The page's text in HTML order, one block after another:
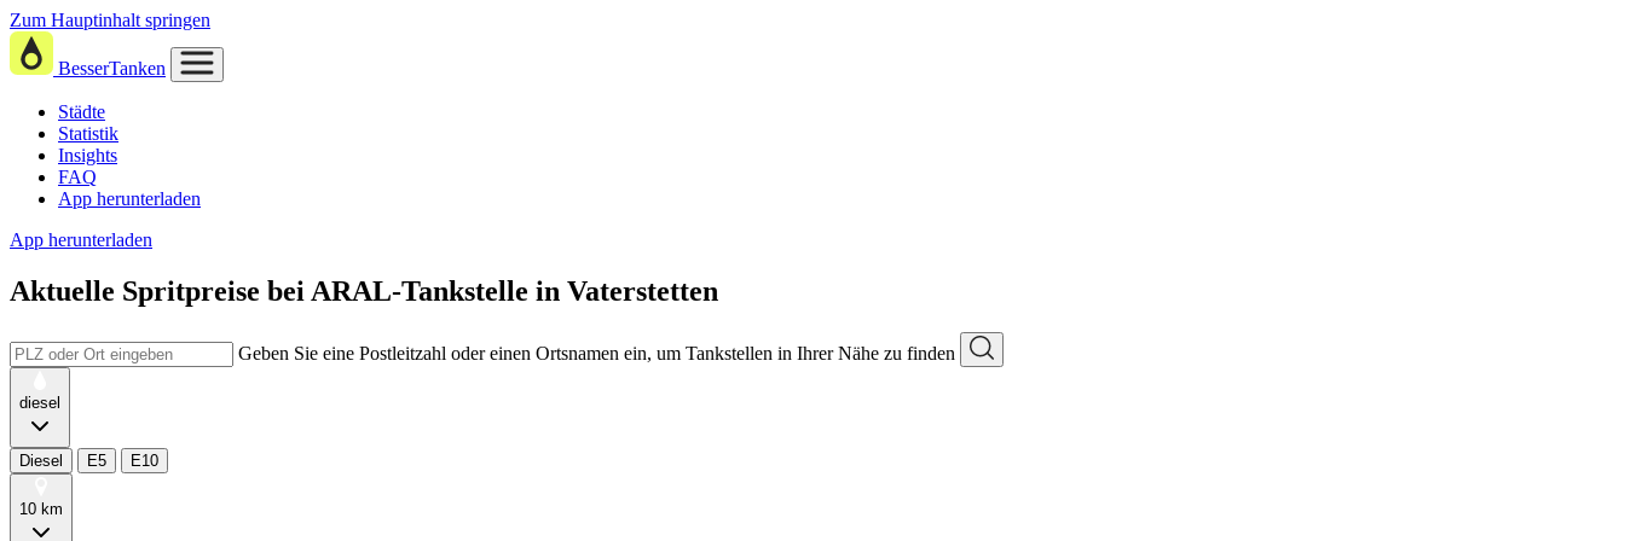
Zum Hauptinhalt springen
BesserTanken
Städte
Statistik
Insights
FAQ
App herunterladen
App herunterladen
Aktuelle Spritpreise bei ARAL-Tankstelle in Vaterstetten
Geben Sie eine Postleitzahl oder einen Ortsnamen ein, um Tankstellen in Ihrer Nähe zu finden
diesel
Diesel E5 E10
10 km